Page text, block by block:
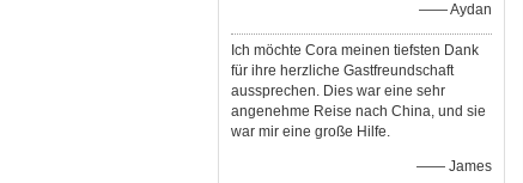
—— Aydan
Ich möchte Cora meinen tiefsten Dank
für ihre herzliche Gastfreundschaft
aussprechen. Dies war eine sehr
angenehme Reise nach China, und sie
war mir eine große Hilfe.
—— James